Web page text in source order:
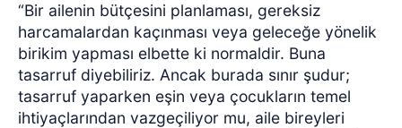
“Bir ailenin bütçesini planlaması, gereksiz
harcamalardan kaçınması veya geleceğe yönelik
birikim yapması elbette ki normaldir. Buna
tasarruf diyebiliriz. Ancak burada sınır şudur;
tasarruf yaparken eşin veya çocukların temel
ihtiyaçlarından vazgeçiliyor mu, aile bireyleri